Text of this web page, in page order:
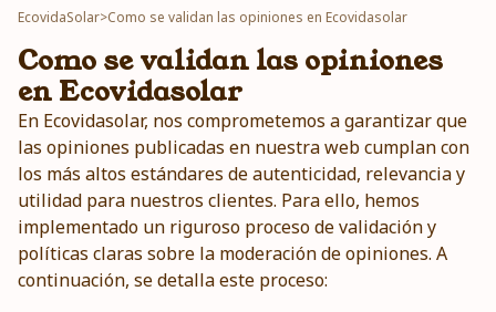
EcovidaSolar>Como se validan las opiniones en Ecovidasolar
Como se validan las opiniones
en Ecovidasolar
En Ecovidasolar, nos comprometemos a garantizar que
las opiniones publicadas en nuestra web cumplan con
los más altos estándares de autenticidad, relevancia y
utilidad para nuestros clientes. Para ello, hemos
implementado un riguroso proceso de validación y
políticas claras sobre la moderación de opiniones. A
continuación, se detalla este proceso: